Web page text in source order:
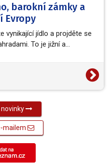
barokní zámky a
Evropy
vynikající jídlo a projděte se
To je jižní a…
mailem